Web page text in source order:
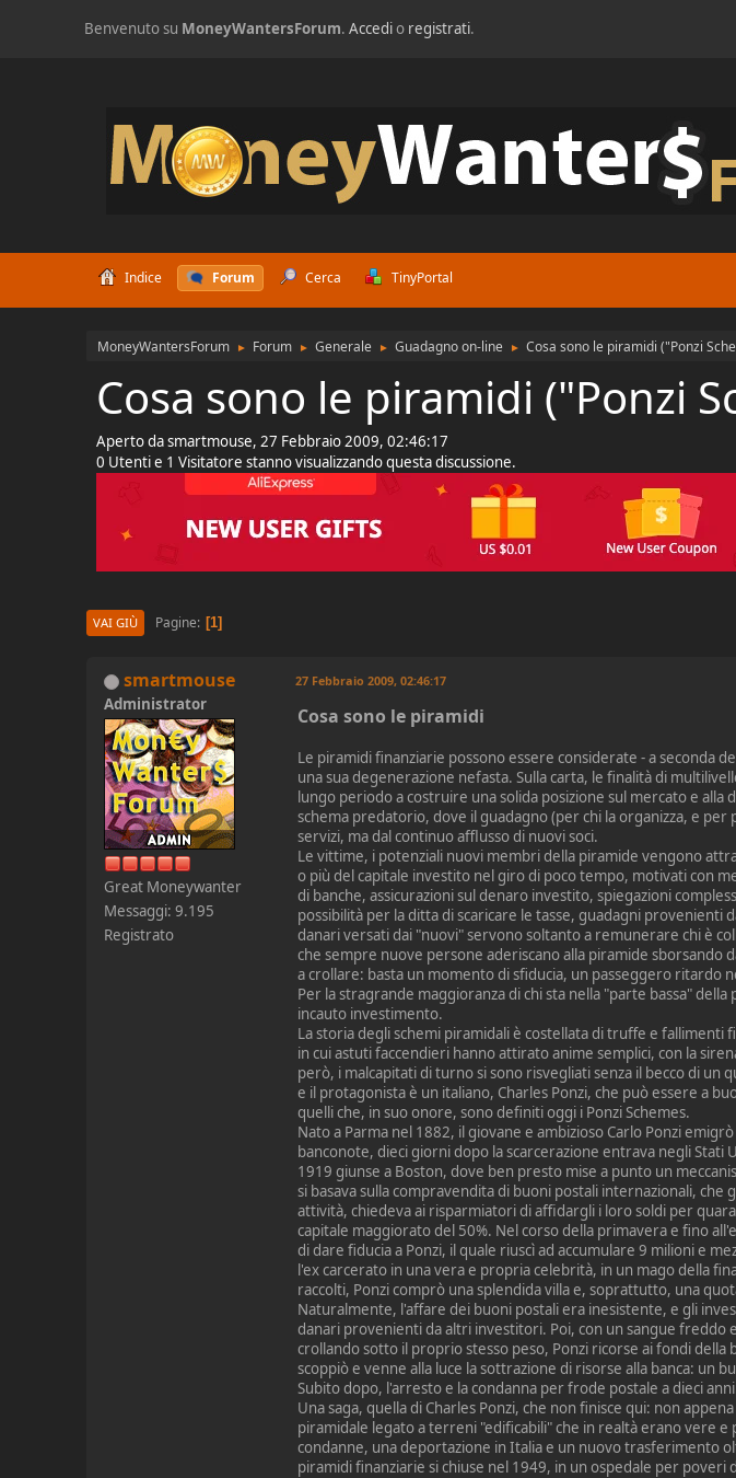
Benvenuto su MoneyWantersForum.Accedio registrati.
Indice Forum Cerca TinyPortal
MoneyWantersForum ► Forum ► Generale ► Guadagno on-line ► Cosa sono le piramidi ("Ponzi
Cosa sono le piramidi ("Ponzi
Aperto da smartmouse, 27 Febbraio 2009, 02:46:17
0 Utenti e 1 Visitatore stanno visualizzando questa discussione.
VAI GIÙ Pagine 1
smartmouse
Administrator
Great Moneywanter
Messaggi: 9.195
Registrato
27 Febbraio 2009, 02:46:17
Cosa sono le piramidi
Le piramidi finanziarie possono essere considerate - a seconda
una sua degenerazione nefasta. Sulla carta, le finalità di
lungo periodo a costruire una solida posizione sul mercato e
schema predatorio, dove il guadagno (per chi la organizza, e
servizi, ma dal continuo afflusso di nuovi soci.
Le vittime, i potenziali nuovi membri della piramide vengono
o più del capitale investito nel giro di poco tempo, motivati con
di banche, assicurazioni sul denaro investito, spiegazioni
possibilità per la ditta di scaricare le tasse, guadagni provenienti
danari versati dai "nuovi" servono soltanto a remunerare chi è
che sempre nuove persone aderiscano alla piramide
a crollare: basta un momento di sfiducia, un passeggero ritardo
Per la stragrande maggioranza di chi sta nella "parte bassa"
incauto investimento.
La storia degli schemi piramidali è costellata di truffe e fallimenti
in cui astuti faccendieri hanno attirato anime semplici, con la
però, i malcapitati di turno si sono risvegliati senza il becco di un
e il protagonista è un italiano, Charles Ponzi, che può essere a
quelli che, in suo onore, sono definiti oggi i Ponzi Schemes.
Nato a Parma nel 1882, il giovane e ambizioso Carlo Ponzi
banconote, dieci giorni dopo la scarcerazione entrava negli
1919 giunse a Boston, dove ben presto mise a punto un
si basava sulla compravendita di buoni postali internazionali,
attività, chiedeva ai risparmiatori di affidargli i loro soldi per
capitale maggiorato del 50%. Nel corso della primavera e fino
di dare fiducia a Ponzi, il quale riuscì ad accumulare 9 milioni e
l'ex carcerato in una vera e propria celebrità, in un mago della
raccolti, Ponzi comprò una splendida villa e, soprattutto, una
Naturalmente, l'affare dei buoni postali era inesistente, e gli
danari provenienti da altri investitori. Poi, con un sangue
crollando sotto il proprio stesso peso, Ponzi ricorse ai fondi della
scoppiò e venne alla luce la sottrazione di risorse alla banca: un
Subito dopo, l'arresto e la condanna per frode postale a dieci
Una saga, quella di Charles Ponzi, che non finisce qui: non
piramidale legato a terreni "edificabili" che in realtà erano vere
condanne, una deportazione in Italia e un nuovo trasferimento
piramidi finanziarie si chiuse nel 1949, in un ospedale per poveri